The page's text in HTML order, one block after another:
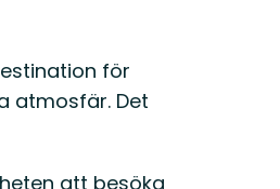
för
atmosfär. Det
att besöka